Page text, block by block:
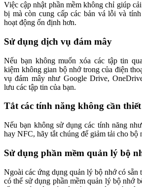
Việc cập nhật phần mềm không chỉ giúp
bị mà còn cung cấp các bản vá lỗi và
hoạt động ổn định hơn.
Sử dụng dịch vụ đám mây
Nếu bạn không muốn xóa các tập tin
kiệm không gian bộ nhớ trong của điện
vụ đám mây như Google Drive,
lưu các tập tin của bạn.
Tắt các tính năng không cần thiết
Nếu bạn không sử dụng các tính năng
hay NFC, hãy tắt chúng để giảm tải cho bộ
Sử dụng phần mềm quản lý bộ
Ngoài các ứng dụng quản lý bộ nhớ có sẵn
có thể sử dụng phần mềm quản lý bộ nhớ